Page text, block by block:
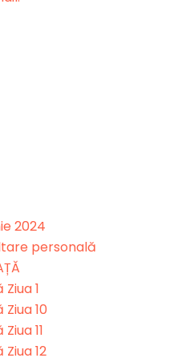
2024
personală
1
10
11
12